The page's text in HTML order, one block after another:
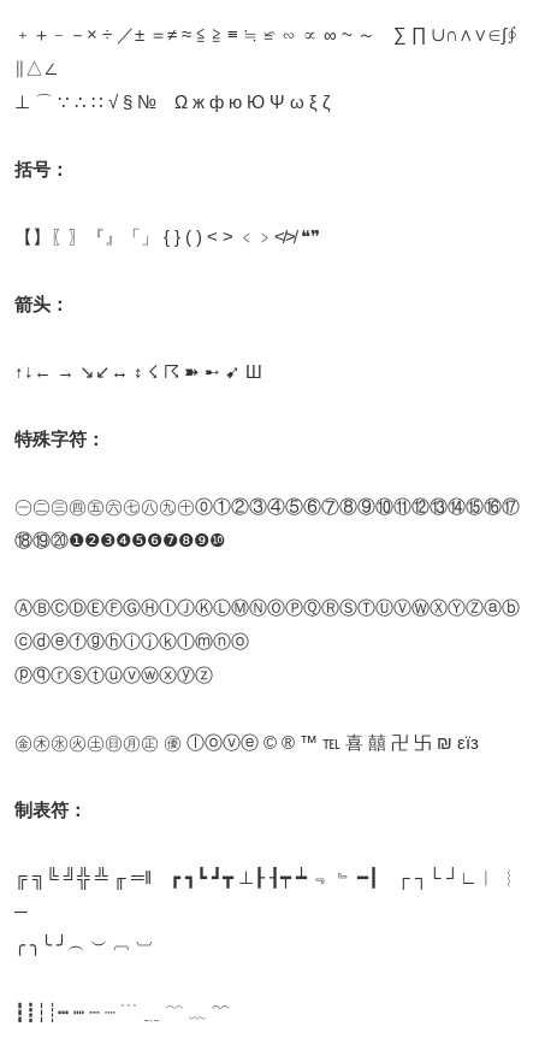
﹢＋﹣－× ÷ ／± ＝≠ ≈ ≦ ≧ ≡ ≒ ≌ ∽ ∝ ∞ ~ ～ ∑ ∏ ∪∩∧∨∈∫∮
∥△∠
⊥ ⌒ ∵ ∴ ∷ √ § № Ω ж ф ю Ю Ψ ω ξ ζ
括号：
【】〖〗『』「」 { } ( ) < > ﹤﹥≮≯ ❝❞
箭头：
↑↓← → ↘↙↔ ↕ ☇ ☈ ➽ ➸ ➹ Ш
特殊字符：
㊀㊁㊂㊃㊄㊅㊆㊇㊈㊉⓪①②③④⑤⑥⑦⑧⑨⑩⑪⑫⑬⑭⑮⑯⑰
⑱⑲⑳❶❷❸❹❺❻❼❽❾❿
ⒶⒷⒸⒹⒺⒻⒼⒽⒾⒿⓀⓁⓂⓃⓄⓅⓆⓇⓈⓉⓊⓋⓌⓍⓎⓏⓐⓑ
ⓒⓓⓔⓕⓖⓗⓘⓙⓚⓛⓜⓝⓞ
ⓟⓠⓡⓢⓣⓤⓥⓦⓧⓨⓩ
㊎㊍㊌㊋㊏㊐㊊㊣ ㊝ ⓛⓞⓥⓔ © ® ™ ℡ 喜 囍 卍 卐 ₪ εїз
制表符：
╔ ╗╚ ╝╬ ╩ ╓ ═‖ ┏ ┓┗ ┛┳ ⊥┠ ┨┯ ┷ ﹃ ﹄ ━┃ ┌ ┐└ ┘∟︱ ︴
─
╭ ╮╰ ╯︵ ︶ ︹ ︺
┇┋┆┊┅ ┉ ┄ ┈ ﹉ ﹎ ﹋ ﹏ ﹌